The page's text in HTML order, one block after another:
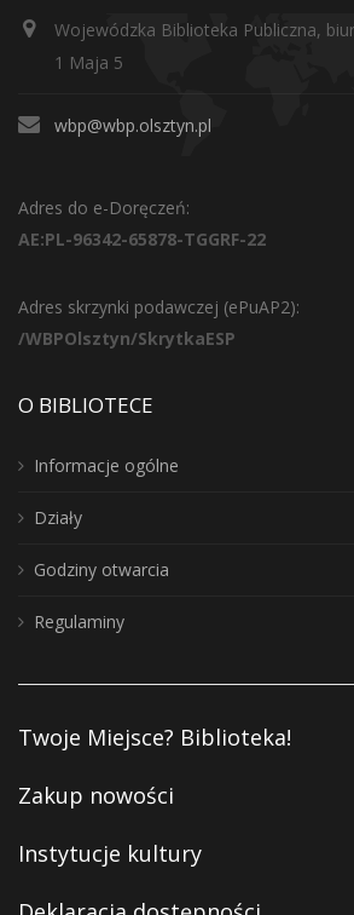
Wojewódzka Biblioteka Publiczna,
1 Maja 5
wbp@wbp.olsztyn.pl
Adres do e-Doręczeń:
AE:PL-96342-65878-TGGRF-22
Adres skrzynki podawczej (ePuAP2):
/WBPOlsztyn/SkrytkaESP
O BIBLIOTECE
Informacje ogólne
Działy
Godziny otwarcia
Regulaminy
Twoje Miejsce? Biblioteka!
Zakup nowości
Instytucje kultury